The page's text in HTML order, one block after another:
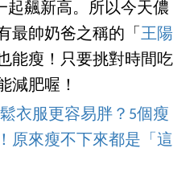
起飆新高。所以今天儂
最帥奶爸之稱的「王陽
能瘦！只要挑對時間吃
減肥喔！
衣服更容易胖？5個瘦
原來瘦不下來都是「這